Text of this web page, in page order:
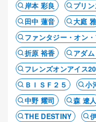
岸本 彩良
プリ
田中 蓮音
大庭
ファンタジー・オン
折原 裕香
アダ
フレンズオンアイス
ＢＩＳＦ２５
小
中野 耀司
森 遼人
THE DESTINY